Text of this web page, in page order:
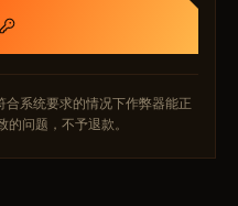
合系统要求的情况下作弊器能正
问题，不予退款。